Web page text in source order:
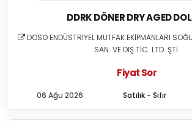
DDRK DÖNER DRY AGED
DOSO ENDÜSTRİYEL MUTFAK EKİPMANLARI
SAN. VE DIŞ TİC. LTD. ŞTİ.
Fiyat Sor
Satılık - Sıfır
06 Ağu 2026